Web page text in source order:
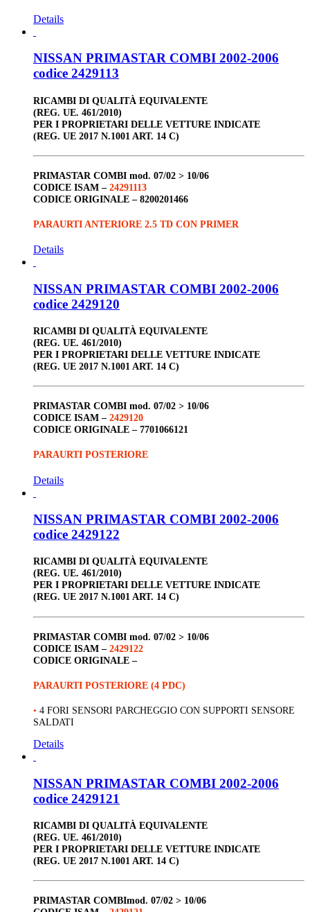
Details
NISSAN PRIMASTAR COMBI 2002-2006
codice 2429113
RICAMBI DI QUALITÀ EQUIVALENTE
(REG. UE. 461/2010)
PER I PROPRIETARI DELLE VETTURE INDICATE
(REG. UE 2017 N.1001 ART. 14 C)
PRIMASTAR COMBI mod. 07/02 > 10/06
CODICE ISAM – 24291113
CODICE ORIGINALE – 8200201466
PARAURTI ANTERIORE 2.5 TD CON PRIMER
Details
NISSAN PRIMASTAR COMBI 2002-2006
codice 2429120
RICAMBI DI QUALITÀ EQUIVALENTE
(REG. UE. 461/2010)
PER I PROPRIETARI DELLE VETTURE INDICATE
(REG. UE 2017 N.1001 ART. 14 C)
PRIMASTAR COMBI mod. 07/02 > 10/06
CODICE ISAM – 2429120
CODICE ORIGINALE – 7701066121
PARAURTI POSTERIORE
Details
NISSAN PRIMASTAR COMBI 2002-2006
codice 2429122
RICAMBI DI QUALITÀ EQUIVALENTE
(REG. UE. 461/2010)
PER I PROPRIETARI DELLE VETTURE INDICATE
(REG. UE 2017 N.1001 ART. 14 C)
PRIMASTAR COMBI mod. 07/02 > 10/06
CODICE ISAM – 2429122
CODICE ORIGINALE –
PARAURTI POSTERIORE (4 PDC)
• 4 FORI SENSORI PARCHEGGIO CON SUPPORTI SENSORE
SALDATI
Details
NISSAN PRIMASTAR COMBI 2002-2006
codice 2429121
RICAMBI DI QUALITÀ EQUIVALENTE
(REG. UE. 461/2010)
PER I PROPRIETARI DELLE VETTURE INDICATE
(REG. UE 2017 N.1001 ART. 14 C)
PRIMASTAR COMBImod. 07/02 > 10/06